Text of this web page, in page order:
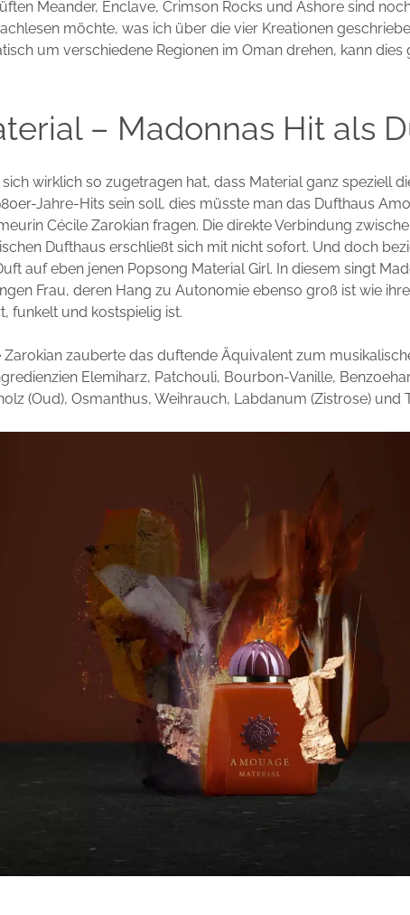
Meander, Enclave, Crimson Rocks und Ashore sind
möchte, was ich über die vier Kreationen
um verschiedene Regionen im Oman drehen, kann dies
– Madonnas Hit als
sich wirklich so zugetragen hat, dass Material ganz speziell
Jahre-Hits sein soll, dies müsste man das Dufthaus
Cécile Zarokian fragen. Die direkte Verbindung
Dufthaus erschließt sich mit nicht sofort. Und doch
auf eben jenen Popsong Material Girl. In diesem singt
Frau, deren Hang zu Autonomie ebenso groß ist wie
funkelt und kostspielig ist.
Zarokian zauberte das duftende Äquivalent zum
Elemiharz, Patchouli, Bourbon-Vanille,
(Oud), Osmanthus, Weihrauch, Labdanum (Zistrose) und